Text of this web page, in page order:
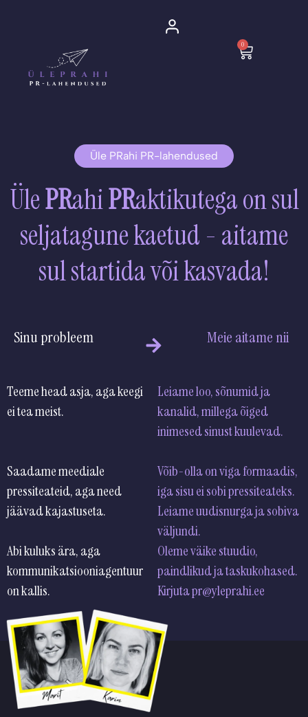
0
Cart
Üle PRahi PR-lahendused
ÜlePRahiPRaktikutega on sul
seljatagune kaetud - aitame
sul startida või kasvada!
Sinu probleem Meie aitame nii
Teeme head asja, aga keegi
ei tea meist.
Leiame loo, sõnumid ja
kanalid, millega õiged
inimesed sinust k
Saadame meediale
pressiteateid, aga need
jäävad kajastuseta.
Võib-olla on viga formaadis,
iga sisu ei sobi pressiteateks.
Leiame uudisnurga ja sobiva
välju
Abi kuluks ära, aga
kommunikatsiooniagentuur
on kallis.
Oleme väike stuudio,
paindlikud ja taskukohased.
Kirjuta pr@yleprahi.ee